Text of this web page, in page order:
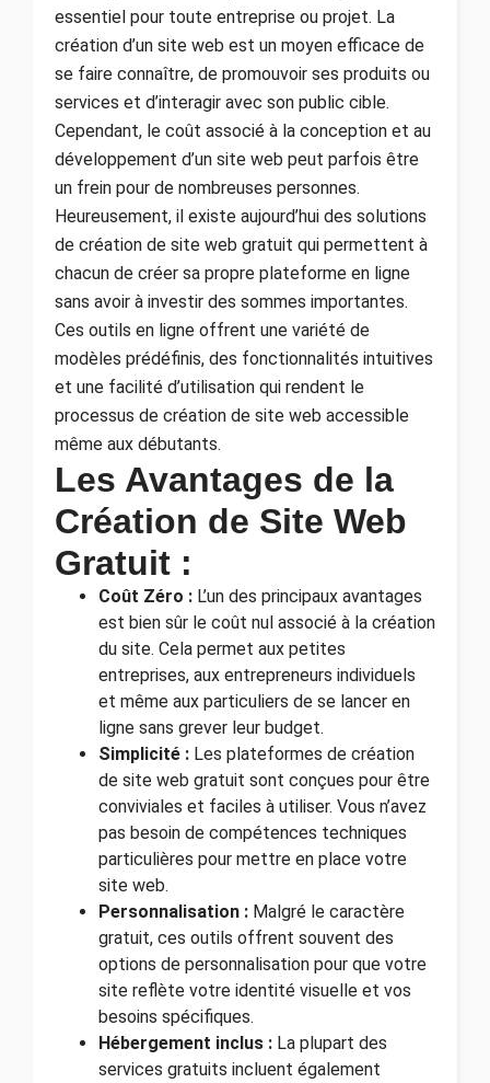
essentiel pour toute entreprise ou projet. La
création d’un site web est un moyen efficace de
se faire connaître, de promouvoir ses produits ou
services et d’interagir avec son public cible.
Cependant, le coût associé à la conception et au
développement d’un site web peut parfois être
un frein pour de nombreuses personnes.
Heureusement, il existe aujourd’hui des solutions
de création de site web gratuit qui permettent à
chacun de créer sa propre plateforme en ligne
sans avoir à investir des sommes importantes.
Ces outils en ligne offrent une variété de
modèles prédéfinis, des fonctionnalités intuitives
et une facilité d’utilisation qui rendent le
processus de création de site web accessible
même aux débutants.
Les Avantages de la
Création de Site Web
Gratuit :
Coût Zéro : L’un des principaux avantages
est bien sûr le coût nul associé à la création
du site. Cela permet aux petites
entreprises, aux entrepreneurs individuels
et même aux particuliers de se lancer en
ligne sans grever leur budget.
Simplicité : Les plateformes de création
de site web gratuit sont conçues pour être
conviviales et faciles à utiliser. Vous n’avez
pas besoin de compétences techniques
particulières pour mettre en place votre
site web.
Personnalisation : Malgré le caractère
gratuit, ces outils offrent souvent des
options de personnalisation pour que votre
site reflète votre identité visuelle et vos
besoins spécifiques.
Hébergement inclus : La plupart des
services gratuits incluent également